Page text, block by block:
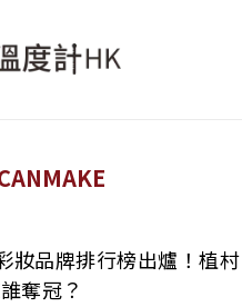
妝品牌排行榜出爐！植村
奪冠？